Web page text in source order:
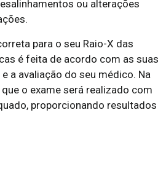
ou alterações
para o seu Raio-X das
é feita de acordo com as suas
a avaliação do seu médico. Na
o exame será realizado com
proporcionando resultados